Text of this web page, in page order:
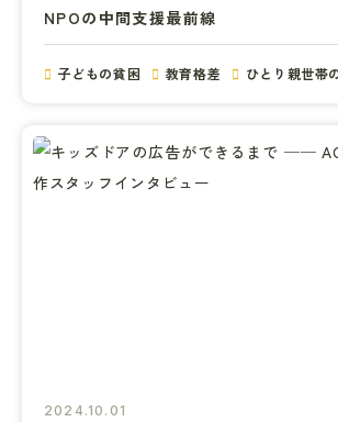
NPOの中間支援最前線
子どもの貧困 教育格差 ひとり親世帯
2024.10.01